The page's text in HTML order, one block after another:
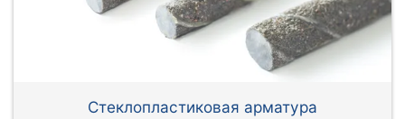
Стеклопластиковая арматура